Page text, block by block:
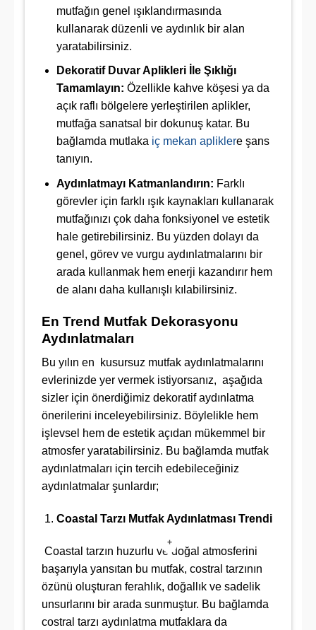
mutfağın genel ışıklandırmasında
kullanarak düzenli ve aydınlık bir alan
yaratabilirsiniz.
Dekoratif Duvar Aplikleri İle Şıklığı
Tamamlayın: Özellikle kahve köşesi ya da
açık raflı bölgelere yerleştirilen aplikler,
mutfağa sanatsal bir dokunuş katar. Bu
bağlamda mutlaka iç mekan apliklere şans
tanıyın.
Aydınlatmayı Katmanlandırın: Farklı
görevler için farklı ışık kaynakları kullanarak
mutfağınızı çok daha fonksiyonel ve estetik
hale getirebilirsiniz. Bu yüzden dolayı da
genel, görev ve vurgu aydınlatmalarını bir
arada kullanmak hem enerji kazandırır hem
de alanı daha kullanışlı kılabilirsiniz.
En Trend Mutfak Dekorasyonu
Aydınlatmaları
Bu yılın en kusursuz mutfak aydınlatmalarını
evlerinizde yer vermek istiyorsanız, aşağıda
sizler için önerdiğimiz dekoratif aydınlatma
önerilerini inceleyebilirsiniz. Böylelikle hem
işlevsel hem de estetik açıdan mükemmel bir
atmosfer yaratabilirsiniz. Bu bağlamda mutfak
aydınlatmaları için tercih edebileceğiniz
aydınlatmalar şunlardır;
Coastal Tarzı Mutfak Aydınlatması Trendi
+
Coastal tarzın huzurlu ve doğal atmosferini
başarıyla yansıtan bu mutfak, costral tarzının
özünü oluşturan ferahlık, doğallık ve sadelik
unsurlarını bir arada sunmuştur. Bu bağlamda
costral tarzı aydınlatma mutfaklara da